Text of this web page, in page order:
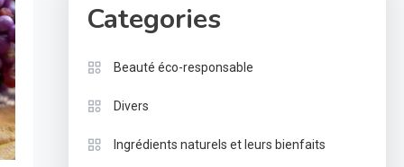
Categories
Beauté éco-responsable
Divers
Ingrédients naturels et leurs bienfaits